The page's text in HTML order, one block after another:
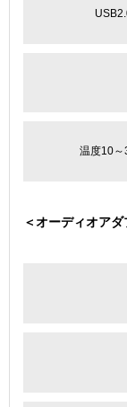
温度10～
＜オーディオアダ